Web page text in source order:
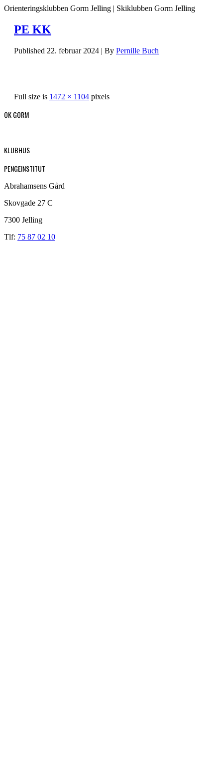
Orienteringsklubben Gorm Jelling | Skiklubben Gorm Jelling
PE KK
Published 22. februar 2024 | By Pernille Buch
Full size is 1472 × 1104 pixels
OK GORM
KLUBHUS
PENGEINSTITUT
Abrahamsens Gård
Skovgade 27 C
7300 Jelling
Tlf: 75 87 02 10